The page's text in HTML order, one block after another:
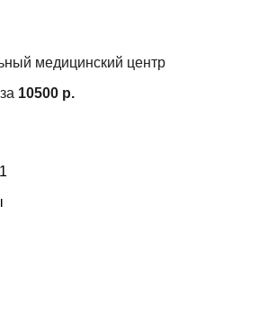
медицинский центр
10500 р.